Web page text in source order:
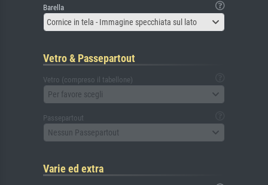
Barella
Cornice in tela - Immagine specchiata sul lato
Vetro & Passepartout
Vetro (compreso il tabellone)
Per favore scegli
Passepartout
Nessun Passepartout
Varie ed extra